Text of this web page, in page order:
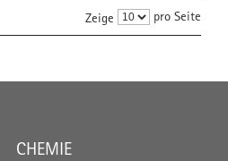
Zeige pro Seite
CHEMIE